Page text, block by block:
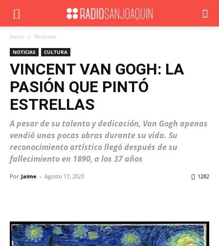
Inicio Noticias
NOTICIAS CULTURA
VINCENT VAN GOGH: LA
PASIÓN QUE PINTÓ
ESTRELLAS
A pesar de su talento y dedicación, Van Gogh apenas
vendió unas pocas obras durante su vida. Su
reconocimiento artístico llegó después de su
fallecimiento en 1890, a los 37 años
Por Jaime - Agosto 17, 2023 1282